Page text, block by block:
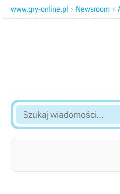
www.gry-online.pl  Newsroom 
Szukaj
wiadomości...